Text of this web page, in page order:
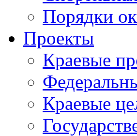
Порядки
Проекты
Краевые
Краевые